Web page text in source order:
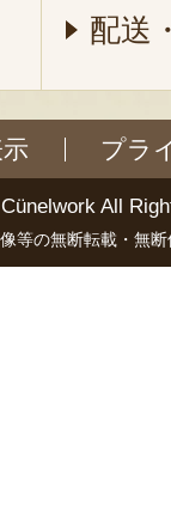
配送
プラ
All
等の無断転載・無